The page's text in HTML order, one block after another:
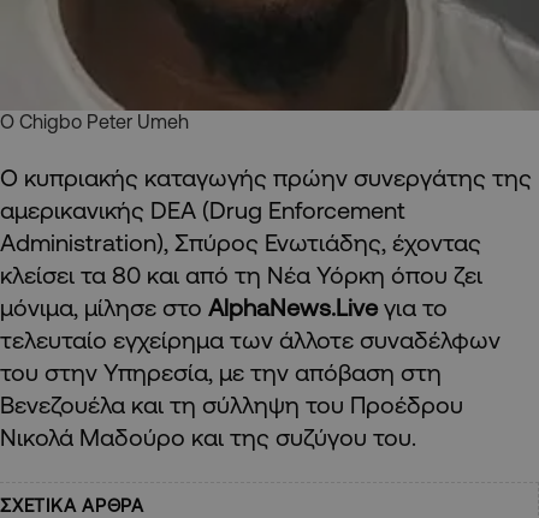
Ο Chigbo Peter Umeh
Ο κυπριακής καταγωγής πρώην συνεργάτης της
αμερικανικής DEA (Drug Enforcement
Administration), Σπύρος Ενωτιάδης, έχοντας
κλείσει τα 80 και από τη Νέα Υόρκη όπου ζει
μόνιμα, μίλησε στο AlphaNews.Liveγια το
τελευταίο εγχείρημα των άλλοτε συναδέλφων
του στην Υπηρεσία, με την απόβαση στη
Βενεζουέλα και τη σύλληψη του Προέδρου
Νικολά Μαδούρο και της συζύγου του.
ΣΧΕΤΙΚΑ ΑΡΘΡΑ